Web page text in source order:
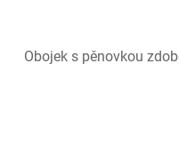
Obojek s pěnovkou